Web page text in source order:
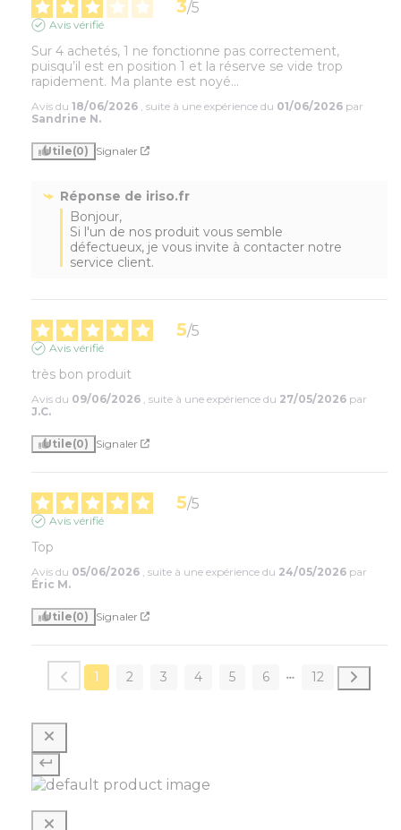
3/5
Avis vérifié
Sur 4 achetés, 1 ne fonctionne pas correctement,
puisqu’il est en position 1 et la réserve se vide trop
rapidement. Ma plante est noyé…
Avis du 18/06/2026 , suite à une expérience du 01/06/2026 par
Sandrine N.
Utile(0) Signaler
Réponse de iriso.fr
Bonjour,
Si l'un de nos produit vous semble
défectueux, je vous invite à contacter notre
service client.
5/5
Avis vérifié
très bon produit
Avis du 09/06/2026 , suite à une expérience du 27/05/2026 par
J.C.
Utile(0) Signaler
5/5
Avis vérifié
Top
Avis du 05/06/2026 , suite à une expérience du 24/05/2026 par
Éric M.
Utile(0) Signaler
1 2 3 4 5 6 12